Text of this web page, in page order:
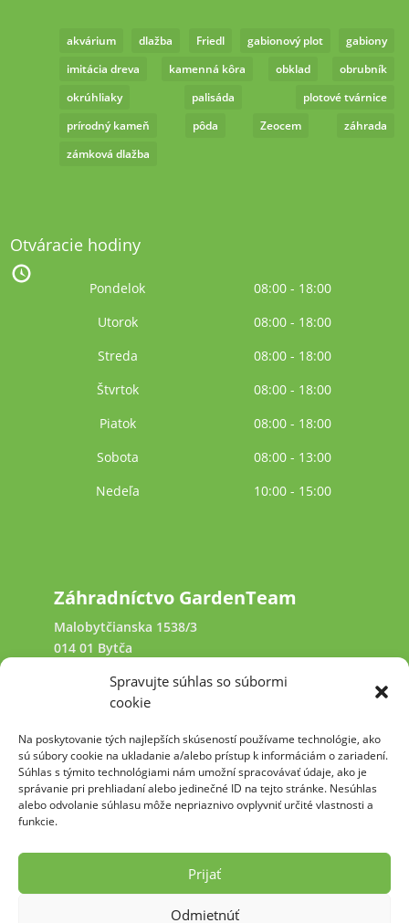
Spravujte súhlas so súbormi
cookie
Na poskytovanie tých najlepších skúseností používame technológie, ako
sú súbory cookie na ukladanie a/alebo prístup k informáciám o zariadení.
Súhlas s týmito technológiami nám umožní spracovávať údaje, ako je
správanie pri prehliadaní alebo jedinečné ID na tejto stránke. Nesúhlas
alebo odvolanie súhlasu môže nepriaznivo ovplyvniť určité vlastnosti a
funkcie.
Prijať
Odmietnúť
akvárium dlažba Friedl gabionový plot
gabiony
imitácia dreva
kamenná kôra obklad
obrubník
okrúhliaky
palisáda
plotové tvárnice
prírodný kameň
pôda Zeocem
záhrada
zámková dlažba
Otváracie hodiny
Pondelok
08:00 - 18:00
Utorok
08:00 - 18:00
Streda
08:00 - 18:00
Štvrtok
08:00 - 18:00
Piatok
08:00 - 18:00
Sobota
08:00 - 13:00
Nedeľa
10:00 - 15:00
Záhradníctvo GardenTeam
Malobytčianska 1538/3
014 01 Bytča
+421 940 641 231
kamennysvet@garden-team.sk
kamennysvet.sk vytvoril: PECREA.com
Zásady ochrany osobných údajov